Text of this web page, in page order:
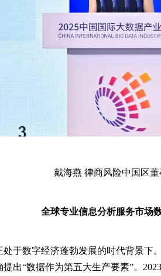
戴海燕 律商风险中国区
全球专业信息分析服务市场
于数字经济蓬勃发展的时代背景下
出“数据作为第五大生产要素”。